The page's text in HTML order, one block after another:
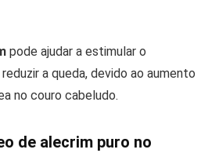
pode ajudar a estimular o
a queda, devido ao aumento
no couro cabeludo.
de alecrim puro no